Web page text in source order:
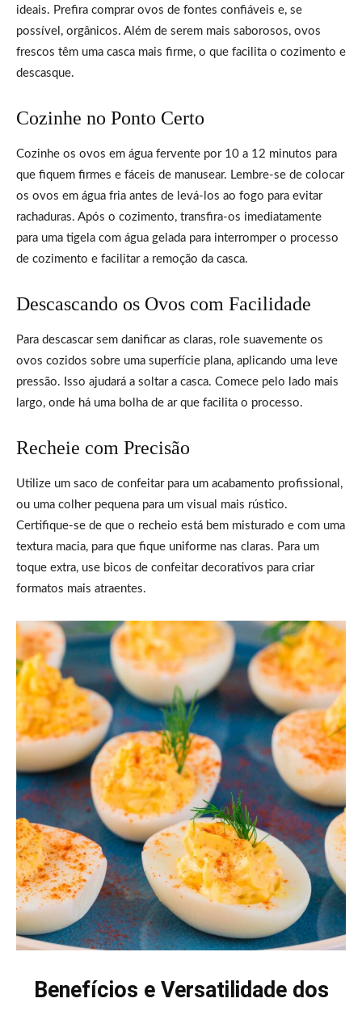
ideais. Prefira comprar ovos de fontes confiáveis e, se
possível, orgânicos. Além de serem mais saborosos, ovos
frescos têm uma casca mais firme, o que facilita o cozimento e
descasque.
Cozinhe no Ponto Certo
Cozinhe os ovos em água fervente por 10 a 12 minutos para
que fiquem firmes e fáceis de manusear. Lembre-se de colocar
os ovos em água fria antes de levá-los ao fogo para evitar
rachaduras. Após o cozimento, transfira-os imediatamente
para uma tigela com água gelada para interromper o processo
de cozimento e facilitar a remoção da casca.
Descascando os Ovos com Facilidade
Para descascar sem danificar as claras, role suavemente os
ovos cozidos sobre uma superfície plana, aplicando uma leve
pressão. Isso ajudará a soltar a casca. Comece pelo lado mais
largo, onde há uma bolha de ar que facilita o processo.
Recheie com Precisão
Utilize um saco de confeitar para um acabamento profissional,
ou uma colher pequena para um visual mais rústico.
Certifique-se de que o recheio está bem misturado e com uma
textura macia, para que fique uniforme nas claras. Para um
toque extra, use bicos de confeitar decorativos para criar
formatos mais atraentes.
Benefícios e Versatilidade dos